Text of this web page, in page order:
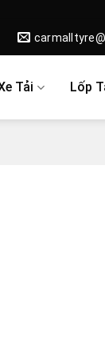
Tải Lốp